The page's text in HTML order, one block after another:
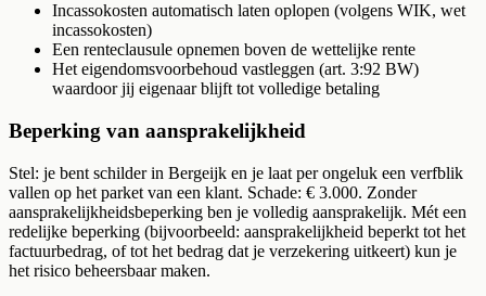
Incassokosten automatisch laten oplopen (volgens WIK, wet
incassokosten)
Een renteclausule opnemen boven de wettelijke rente
Het eigendomsvoorbehoud vastleggen (art. 3:92 BW)
waardoor jij eigenaar blijft tot volledige betaling
Beperking van aansprakelijkheid
Stel: je bent schilder in Bergeijk en je laat per ongeluk een verfblik
vallen op het parket van een klant. Schade: € 3.000. Zonder
aansprakelijkheidsbeperking ben je volledig aansprakelijk. Mét een
redelijke beperking (bijvoorbeeld: aansprakelijkheid beperkt tot het
factuurbedrag, of tot het bedrag dat je verzekering uitkeert) kun je
het risico beheersbaar maken.